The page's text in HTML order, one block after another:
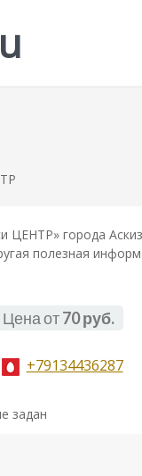
ЦЕНТР» города
полезная
Цена от70 руб.
+79134436287
задан